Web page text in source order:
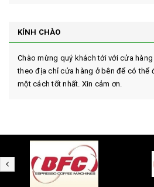
KÍNH CHÀO
Chào mừng quý khách tới với cửa
theo địa chỉ cửa hàng ở bên để có thể
một cách tốt nhất. Xin cảm ơn.